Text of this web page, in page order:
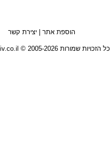
הוספת אתר | יצירת קשר
כל הזכויות שמורות 2005-2026 © www.kartiv.co.il